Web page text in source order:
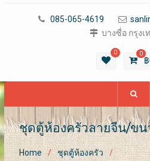
085-065-4619
บางซื่อ กรุงเ
0 0
฿
ชุดตู้ห้องครัวลายจีน/ขน
Home
ชุดตู้ห้องครัว